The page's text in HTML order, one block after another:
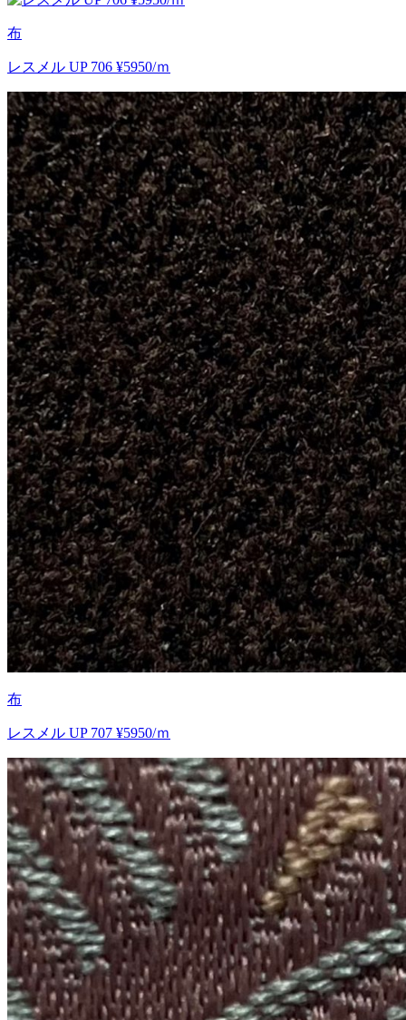
布
レスメル UP 706 ¥5950/ｍ
布
レスメル UP 707 ¥5950/ｍ